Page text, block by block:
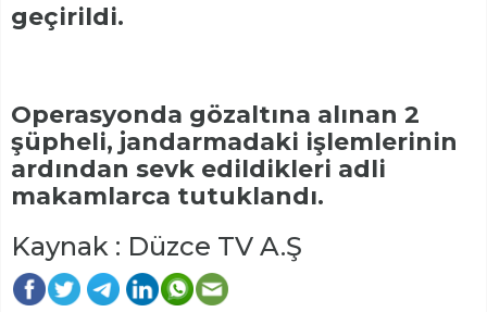
geçirildi.
Operasyonda gözaltına alınan 2
şüpheli, jandarmadaki işlemlerinin
ardından sevk edildikleri adli
makamlarca tutuklandı.
Kaynak : Düzce TV A.Ş